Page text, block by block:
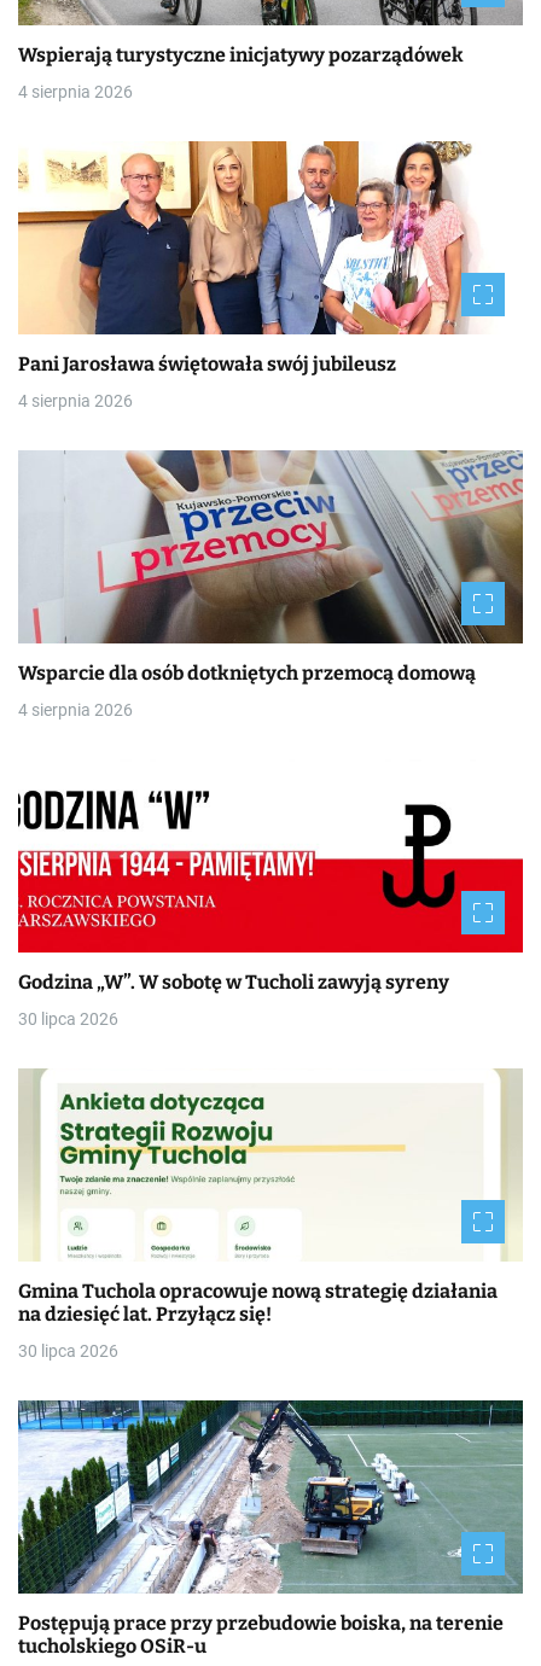
Wspierają turystyczne inicjatywy pozarządówek
4 sierpnia 2026
Pani Jarosława świętowała swój jubileusz
4 sierpnia 2026
Wsparcie dla osób dotkniętych przemocą domową
4 sierpnia 2026
Godzina „W”. W sobotę w Tucholi zawyją syreny
30 lipca 2026
Gmina Tuchola opracowuje nową strategię działania
na dziesięć lat. Przyłącz się!
30 lipca 2026
Postępują prace przy przebudowie boiska, na terenie
tucholskiego OSiR-u